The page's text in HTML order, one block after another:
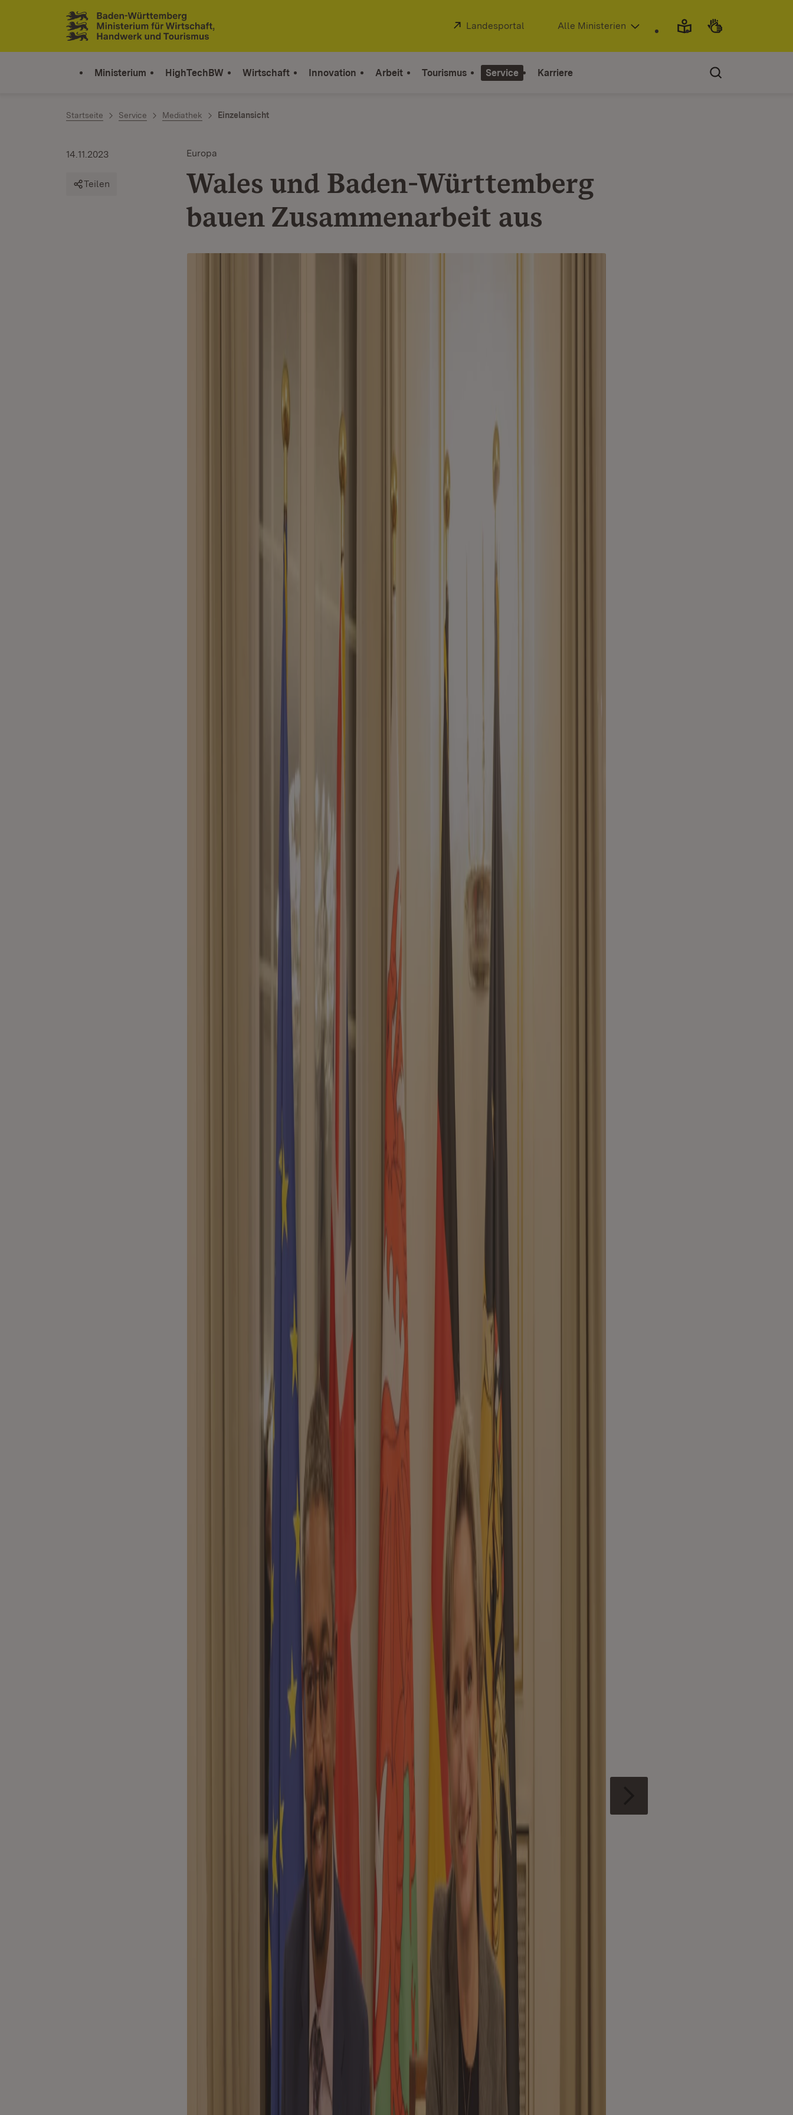
Zum Inhalt springen
Link zur Startseite
Extern:
Landesportal (Öffnet in neuem Fenster)
Alle Ministerien
Ministerium HighTechBW Wirtschaft Innovation Arbeit Tourismus Service Karriere
Startseite Service Mediathek Einzelansicht
Europa
Wales und Baden-Württemberg
bauen Zusammenarbeit aus
14.11.2023
Teilen